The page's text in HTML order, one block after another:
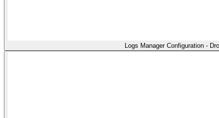
Logs Manager Configuration -